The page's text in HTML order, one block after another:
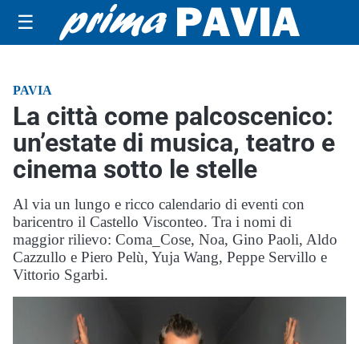
☰
PAVIA
La città come palcoscenico:
un’estate di musica, teatro e
cinema sotto le stelle
Al via un lungo e ricco calendario di eventi con
baricentro il Castello Visconteo. Tra i nomi di
maggior rilievo: Coma_Cose, Noa, Gino Paoli, Aldo
Cazzullo e Piero Pelù, Yuja Wang, Peppe Servillo e
Vittorio Sgarbi.